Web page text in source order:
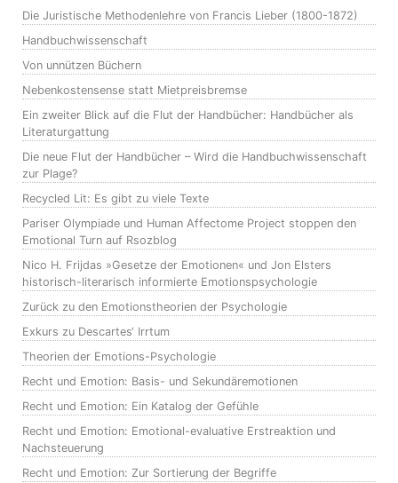
Die Juristische Methodenlehre von Francis Lieber (1800-1872)
Handbuchwissenschaft
Von unnützen Büchern
Nebenkostensense statt Mietpreisbremse
Ein zweiter Blick auf die Flut der Handbücher: Handbücher als
Literaturgattung
Die neue Flut der Handbücher – Wird die Handbuchwissenschaft
zur Plage?
Recycled Lit: Es gibt zu viele Texte
Pariser Olympiade und Human Affectome Project stoppen den
Emotional Turn auf Rsozblog
Nico H. Frijdas »Gesetze der Emotionen« und Jon Elsters
historisch-literarisch informierte Emotionspsychologie
Zurück zu den Emotionstheorien der Psychologie
Exkurs zu Descartes‘ Irrtum
Theorien der Emotions-Psychologie
Recht und Emotion: Basis- und Sekundäremotionen
Recht und Emotion: Ein Katalog der Gefühle
Recht und Emotion: Emotional-evaluative Erstreaktion und
Nachsteuerung
Recht und Emotion: Zur Sortierung der Begriffe